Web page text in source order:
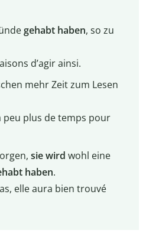
gehabt haben, so zu
d’agir ainsi.
mehr Zeit zum Lesen
peu plus de temps pour
sie wird wohl eine
haben.
elle aura bien trouvé